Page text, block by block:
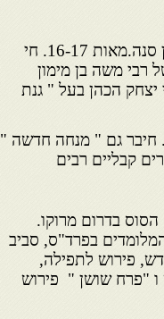
בן יצחק המכונה אבן סנה.מאות 16-17. חי
רבי משה בן מימון
הכהן בעל " גנת
חיבר גם " מנחה חדשה "
קבליים רבים
בדרום מרוקו.
בפרד"ס, סביב
פירוש לתפילה,
ו "פרח שושן " פירוש